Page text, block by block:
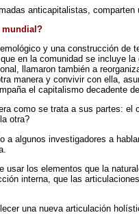
anticapitalistas,
mundial?
y una construcción
en la comunidad se incluye
llamaron también a
manera y convivir con ella,
el capitalismo decadente
como se trata a sus partes:
otra?
algunos investigadores a
los elementos que la
interna, que las
una nueva articulación